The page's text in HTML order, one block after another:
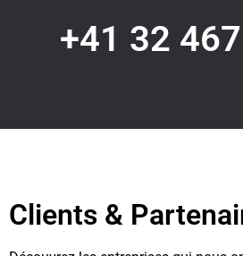
+41 32
Clients &